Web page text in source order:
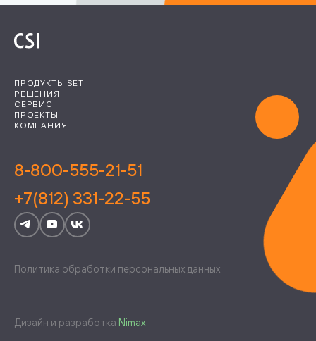
ПРОДУКТЫ SET
РЕШЕНИЯ
СЕРВИС
ПРОЕКТЫ
КОМПАНИЯ
8-800-555-21-51
+7(812) 331-22-55
Политика обработки персональных данных
Дизайн и разработка Nimax